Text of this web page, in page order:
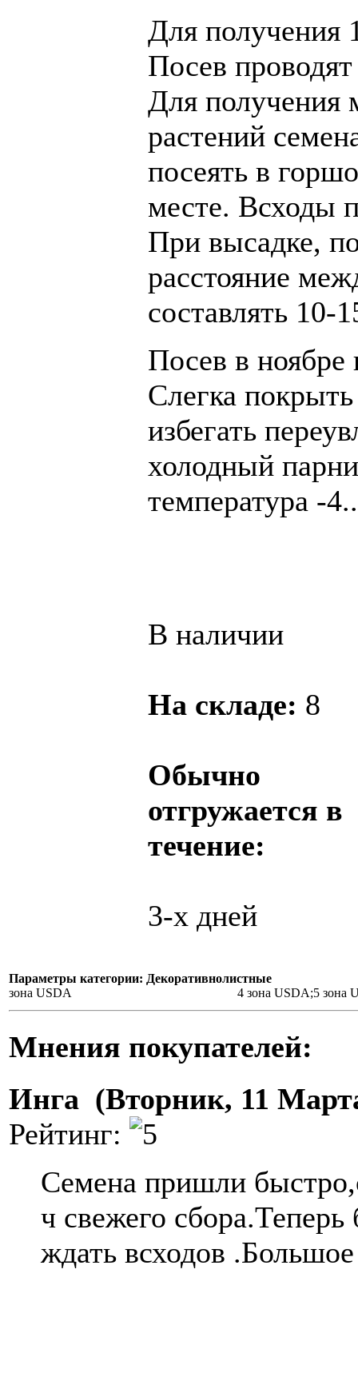
Для получения
Посев
Для
растений
посеять в
месте. Всходы
При высадке,
расстояние
составлять 10-
Посев в
Слегка
избегать
холодный
температура -
В наличии
На складе: 8
Обычно
отгружается в
течение:
3-х дней
Параметры категории: Декоративнолистные
зона USDA
4 зона USDA;5 зона
Мнения покупателей:
Инга (Вторник, 11
Рейтинг:
Семена пришли
ч свежего сбора.Теперь
ждать всходов